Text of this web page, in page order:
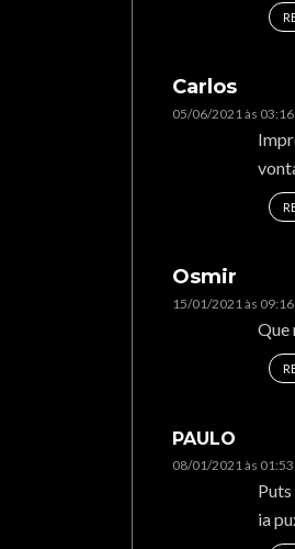
Carlos
05/06/2021 às 03:16
Osmir
15/01/2021 às 09:16
Que
PAULO
08/01/2021 às 01:53
ia